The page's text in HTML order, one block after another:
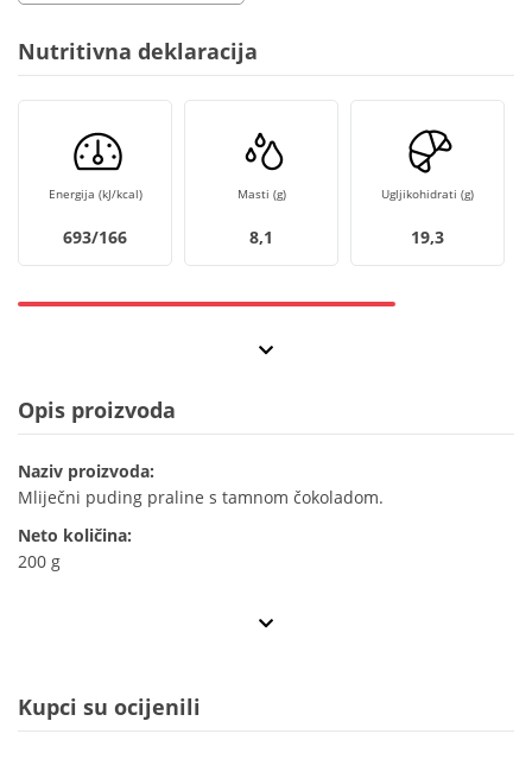
Nutritivna deklaracija
Energija (kJ/kcal)
693/166
Masti (g)
8,1
Ugljikohidrati (g)
19,3
Opis proizvoda
Naziv proizvoda:
Mliječni puding praline s tamnom čokoladom.
Neto količina:
200 g
Kupci su ocijenili